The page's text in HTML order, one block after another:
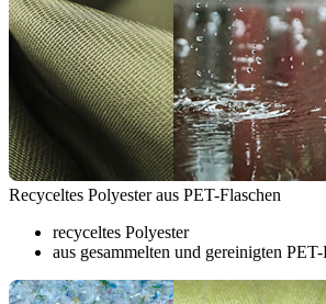
Recyceltes Polyester aus PET-Flaschen
recyceltes Polyester
aus gesammelten und gereinigten